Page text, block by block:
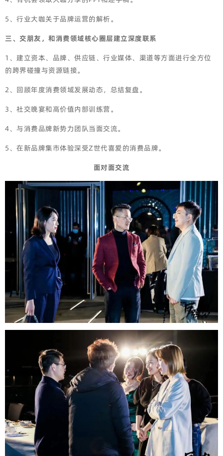
5、行业大咖关于品牌运营的解析。
三、交朋友，和消费领域核心圈层建立深度联系
1、建立资本、品牌、供应链、行业媒体、渠道等方面进行全方位
的跨界碰撞与资源链接。
2、回顾年度消费领域发展动态，总结复盘。
3、社交晚宴和高价值内部训练营。
4、与消费品牌新势力团队当面交流。
5、在新品牌集市体验深受Z世代喜爱的消费品牌。
面对面交流